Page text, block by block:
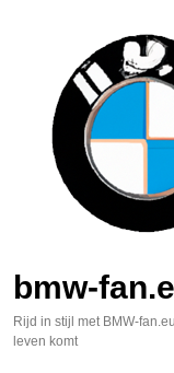
bmw-
Rijd in stijl met BMW-
leven komt